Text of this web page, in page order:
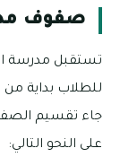
صفوف
تستقبل مدرسة
جاء تقسيم
على النحو التالي: